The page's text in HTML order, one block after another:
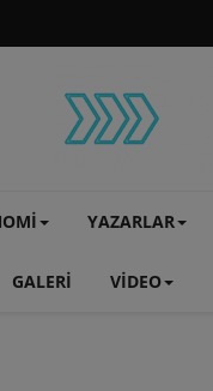
YAZARLAR
GALERİ VİDEO